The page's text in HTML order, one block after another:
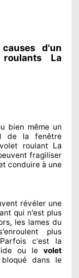
d'un
La
bien même un
de la fenêtre
roulant La
fragiliser
conduire à une
révélerune
qui n'est plus
, les lames du
plus
c'est la
ou le volet
dans le